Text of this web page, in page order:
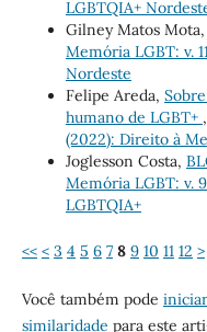
LGBTQIA+
Gilney Matos Mota,
Memória LGBT: v.
Nordeste
Felipe Areda,
humano de LGBT+ ,
(2022): Direito à
Joglesson Costa,
Memória LGBT: v.
LGBTQIA+
<< < 3 4 5 6 7 8 9 10 11 12 >
Você também pode
similaridade para este